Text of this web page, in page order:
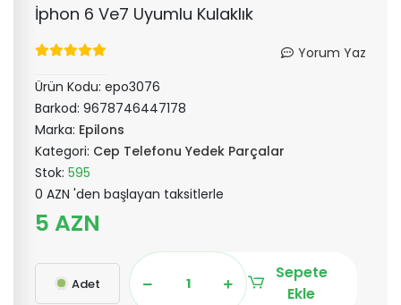
İphon 6 Ve7 Uyumlu Kulaklık
Yorum Yaz
Ürün Kodu: epo3076
Barkod: 9678746447178
Marka: Epilons
Kategori: Cep Telefonu Yedek Parçalar
Stok: 595
0 AZN 'den başlayan taksitlerle
5 AZN
Adet
Sepete
Ekle